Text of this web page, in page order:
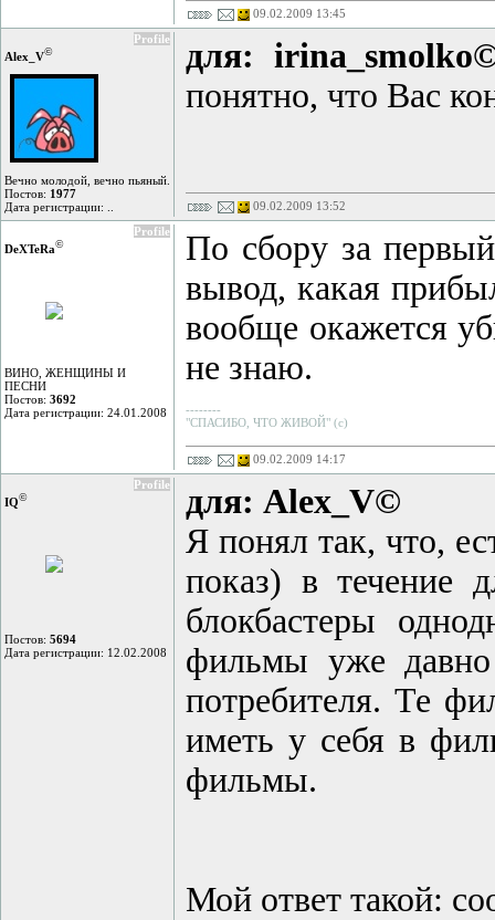
09.02.2009 13:45
Profile
Alex_V©
Вечно молодой, вечно пьяный.
Постов: 1977
Дата регистрации: ..
для:
понятно, что Вас
09.02.2009 13:52
Profile
DeXTeRа©
ВИНО, ЖЕНЩИНЫ И
ПЕСНИ
Постов: 3692
Дата регистрации: 24.01.2008
По сбору за
вывод, какая
вообще окажется
не знаю.
--------
"СПАСИБО, ЧТО ЖИВОЙ" (с)
09.02.2009 14:17
Profile
IQ©
Постов: 5694
Дата регистрации: 12.02.2008
для: Alex_V©
Я понял так, что,
показ) в течение
блокбастеры
фильмы уже
потребителя. Те
иметь у себя в
фильмы.
Мой ответ такой: